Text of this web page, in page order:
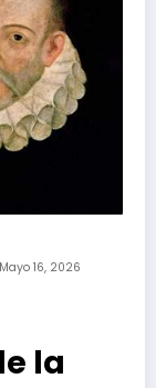
Mayo 16, 2026
la